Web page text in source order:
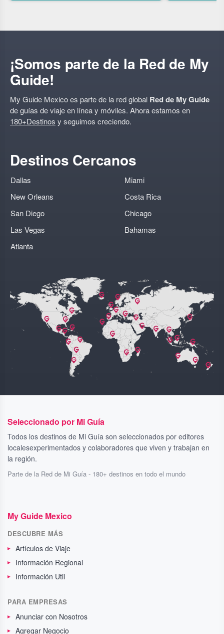
¡Somos parte de la Red de My
Guide!
My Guide Mexico es parte de la red global Red de My Guide
de guías de viaje en línea y móviles. Ahora estamos en
180+Destinos y seguimos creciendo.
Destinos Cercanos
Dallas
New Orleans
San Diego
Las Vegas
Atlanta
Miami
Costa Rica
Chicago
Bahamas
Seleccionado por Mi Guía
Todos los destinos de Mi Guía son seleccionados por editores
localesexperimentados y colaboradores que viven y trabajan en
la región.
Parte de la Red de Mi Guía - 180+ destinos en todo el mundo
My Guide Mexico
DESCUBRE MÁS
Artículos de Viaje
Información Regional
Información Util
PARA EMPRESAS
Anunciar con Nosotros
Agregar Negocio